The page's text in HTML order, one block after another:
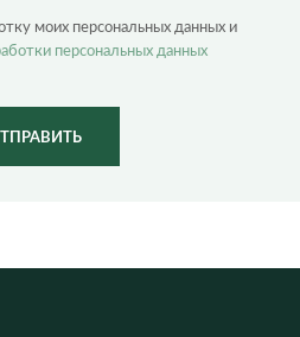
моих персональных данных и
персональных данных